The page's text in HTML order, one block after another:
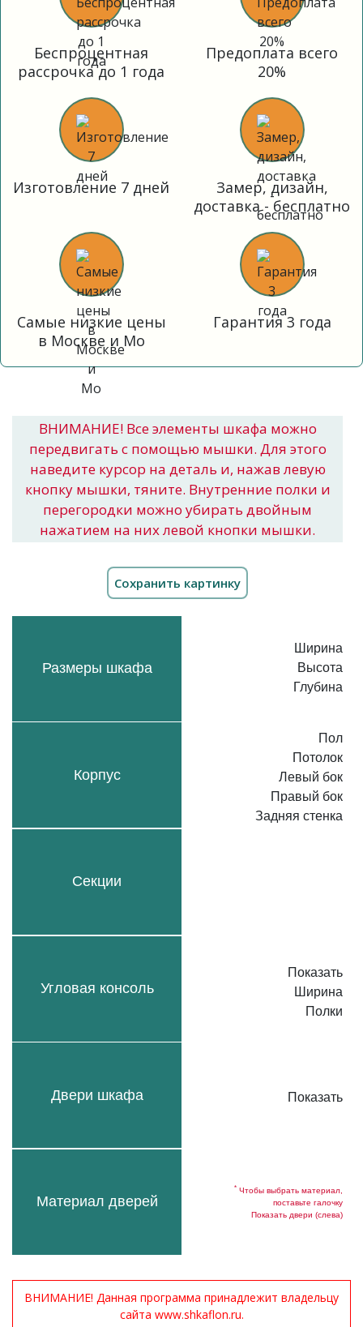
Беспроцентная
рассрочка до 1 года
Предоплата всего
20%
Изготовление 7 дней
Замер, дизайн,
доставка - бесплатно
Самые низкие цены
в Москве и Мо
Гарантия 3 года
ВНИМАНИЕ! Все элементы шкафа можно
передвигать с помощью мышки. Для этого
наведите курсор на деталь и, нажав левую
кнопку мышки, тяните. Внутренние полки и
перегородки можно убирать двойным
нажатием на них левой кнопки мышки.
Размеры шкафа
Корпус
Секции
Угловая консоль
Двери шкафа
Материал дверей
Ширина
Высота
Глубина
Пол
Потолок
Левый бок
Правый бок
Задняя стенка
Показать
Ширина
Полки
Показать
* Чтобы выбрать материал,
поставьте галочку
Показать двери (слева)
ВНИМАНИЕ! Данная программа принадлежит владельцу
сайта www.shkaflon.ru.